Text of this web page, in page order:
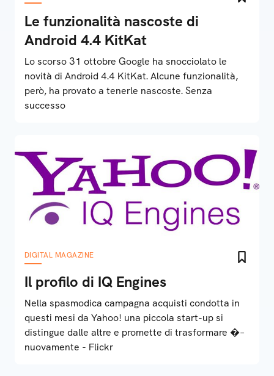
Le funzionalità nascoste di
Android 4.4 KitKat
Lo scorso 31 ottobre Google ha snocciolato le
novità di Android 4.4 KitKat. Alcune funzionalità,
però, ha provato a tenerle nascoste. Senza
successo
DIGITAL MAGAZINE
Il profilo di IQ Engines
Nella spasmodica campagna acquisti condotta in
questi mesi da Yahoo! una piccola start-up si
distingue dalle altre e promette di trasformare �–
nuovamente - Flickr